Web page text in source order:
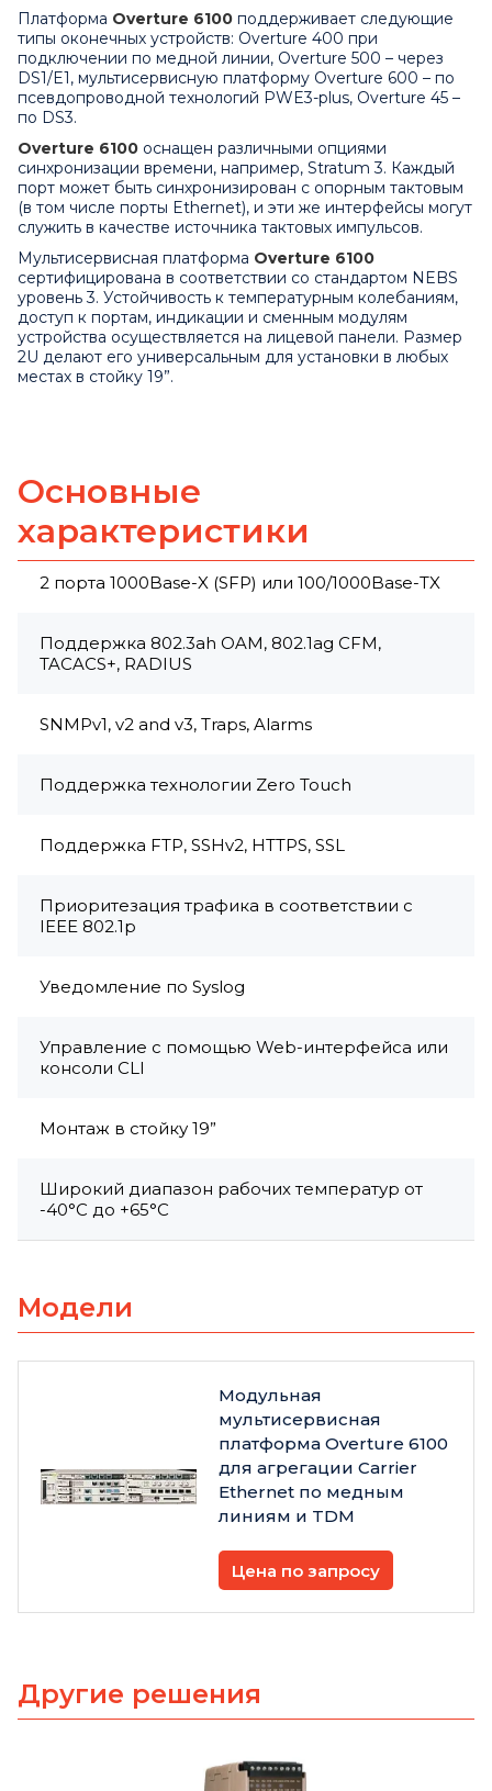
Платформа Overture 6100 поддерживает следующие
типы оконечных устройств: Overture 400 при
подключении по медной линии, Overture 500 – через
DS1/E1, мультисервисную платформу Overture 600 – по
псевдопроводной технологий PWE3-plus, Overture 45 –
по DS3.
Overture 6100 оснащен различными опциями
синхронизации времени, например, Stratum 3. Каждый
порт может быть синхронизирован с опорным тактовым
(в том числе порты Ethernet), и эти же интерфейсы могут
служить в качестве источника тактовых импульсов.
Мультисервисная платформа Overture 6100
сертифицирована в соответствии со стандартом NEBS
уровень 3. Устойчивость к температурным колебаниям,
доступ к портам, индикации и сменным модулям
устройства осуществляется на лицевой панели. Размер
2U делают его универсальным для установки в любых
местах в стойку 19”.
Основные
характеристики
2 порта 1000Base-X (SFP) или 100/1000Base-TX
Поддержка 802.3ah OAM, 802.1ag CFM,
TACACS+, RADIUS
SNMPv1, v2 and v3, Traps, Alarms
Поддержка технологии Zero Touch
Поддержка FTP, SSHv2, HTTPS, SSL
Приоритезация трафика в соответствии с
IEEE 802.1p
Уведомление по Syslog
Управление с помощью Web-интерфейса или
консоли CLI
Монтаж в стойку 19”
Широкий диапазон рабочих температур от
-40°C до +65°C
Модели
Модульная
мультисервисная
платформа Overture 6100
для агрегации Carrier
Ethernet по медным
линиям и TDM
Цена по запросу
Другие решения